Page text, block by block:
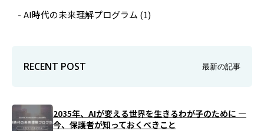
AI時代の未来理解プログラム (1)
RECENT POST 最新の記事
2035年、AIが変える世界を生きるわが子のために ―
今、保護者が知っておくべきこと